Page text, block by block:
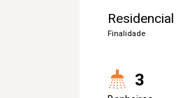
Residencial
Finalidade
3